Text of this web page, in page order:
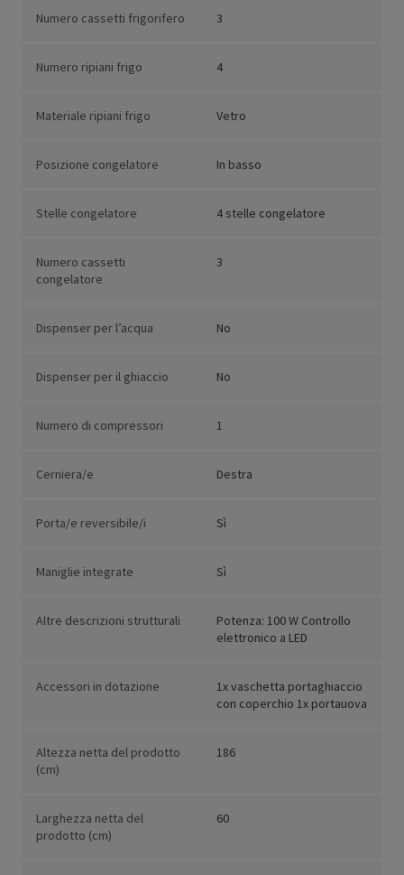
Numero cassetti frigorifero 3
Numero ripiani frigo 4
Materiale ripiani frigo Vetro
Posizione congelatore In basso
Stelle congelatore 4 stelle congelatore
Numero cassetti
congelatore
3
Dispenser per l’acqua No
Dispenser per il ghiaccio No
Numero di compressori 1
Cerniera/e Destra
Porta/e reversibile/i Sì
Maniglie integrate Sì
Altre descrizioni strutturali
Potenza: 100 W Controllo
elettronico a LED
Accessori in dotazione
1x vaschetta portaghiaccio
con coperchio 1x portauova
Altezza netta del prodotto
(cm)
186
Larghezza netta del
prodotto (cm)
60